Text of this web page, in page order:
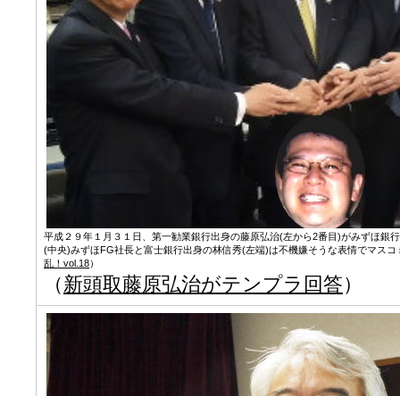
平成２９年１月３１日、第一勧業銀行出身の藤原弘治(左から2番目)がみずほ銀
(中央)みずほFG社長と富士銀行出身の林信秀(左端)は不機嫌そうな表情でマスコ
乱！vol.18）
（新頭取藤原弘治がテンプラ回答）